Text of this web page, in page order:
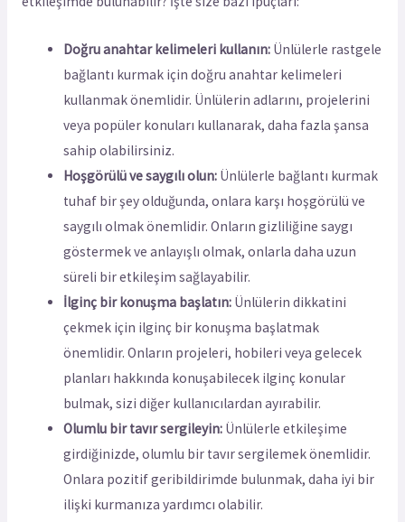
Doğru anahtar kelimeleri kullanın: Ünlülerle rastgele
bağlantı kurmak için doğru anahtar kelimeleri
kullanmak önemlidir. Ünlülerin adlarını, projelerini
veya popüler konuları kullanarak, daha fazla şansa
sahip olabilirsiniz.
Hoşgörülü ve saygılı olun: Ünlülerle bağlantı kurmak
tuhaf bir şey olduğunda, onlara karşı hoşgörülü ve
saygılı olmak önemlidir. Onların gizliliğine saygı
göstermek ve anlayışlı olmak, onlarla daha uzun
süreli bir etkileşim sağlayabilir.
İlginç bir konuşma başlatın: Ünlülerin dikkatini
çekmek için ilginç bir konuşma başlatmak
önemlidir. Onların projeleri, hobileri veya gelecek
planları hakkında konuşabilecek ilginç konular
bulmak, sizi diğer kullanıcılardan ayırabilir.
Olumlu bir tavır sergileyin: Ünlülerle etkileşime
girdiğinizde, olumlu bir tavır sergilemek önemlidir.
Onlara pozitif geribildirimde bulunmak, daha iyi bir
ilişki kurmanıza yardımcı olabilir.